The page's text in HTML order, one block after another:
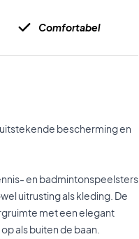
Comfortabel
bescherming en
en badmintonspeelsters
uitrusting als kleding. De
met een elegant
als buiten de baan.